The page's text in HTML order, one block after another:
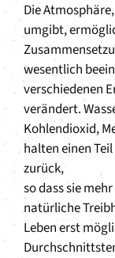
Die
umgibt,
wesentlich
verschiedenen
verändert.
Kohlendioxid,
halten einen
zurück,
so dass sie
natürliche
Leben erst